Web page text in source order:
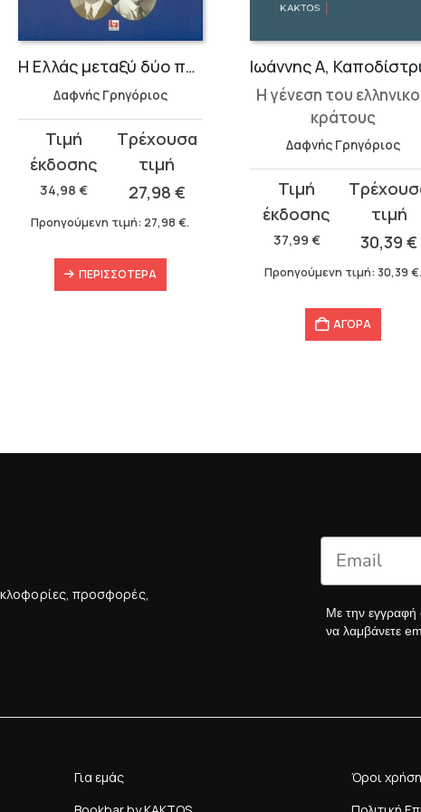
Η Ελλάς μεταξύ δύο πολέμων (1923-1940)
Δαφνής Γρηγόριος
34,98€
Original
price
was:
34,98 €.
27,98 €
τρέχουσα
τιμή
είναι:
Προηγούμενη τιμή: 27,98€.
ΠΕΡΙΣΣΌΤΕΡΑ
Η γένεση του
κράτους
Δαφνής Γρηγόριος
37,99 €
Original
price
was:
37,99 €.
30,39€
τρέχουσα
τιμή
είναι:
Προηγούμενη τιμή: 30,39 €.
ΑΓΟΡΑ
προσφορές,
Με την
να λαμβάνετε
Για εμάς
Όροι